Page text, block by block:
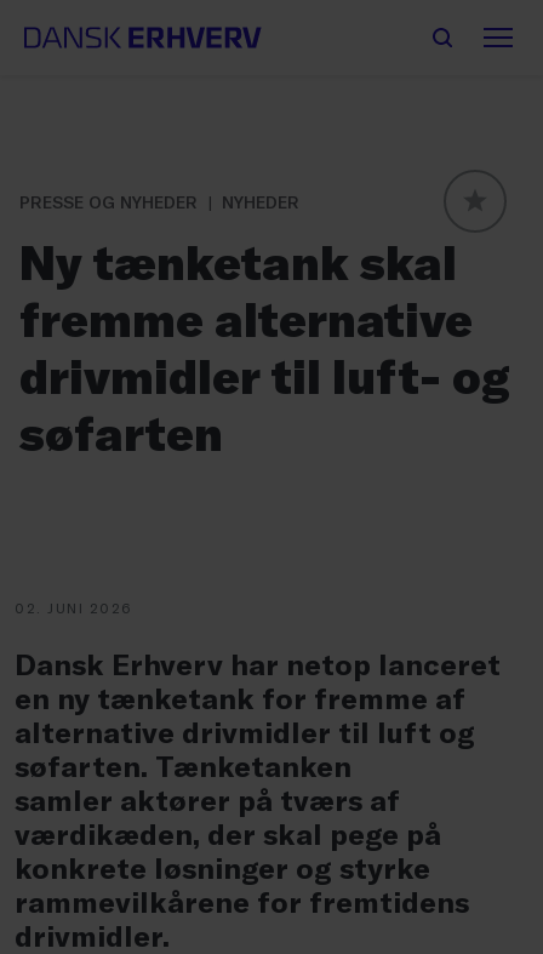
PRESSE OG NYHEDER
NYHEDER
Ny tænketank skal
fremme alternative
drivmidler til luft- og
søfarten
02. JUNI 2026
Dansk Erhverv har netop lanceret
en ny tænketank for fremme af
alternative drivmidler til luft og
søfarten. Tænketanken
samler aktører på tværs af
værdikæden, der skal pege på
konkrete løsninger og styrke
rammevilkårene for fremtidens
drivmidler.